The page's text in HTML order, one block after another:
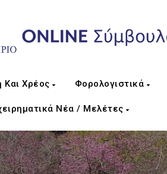
Και Χρέος Φορολογιστικά
Νέα / Μελέτες